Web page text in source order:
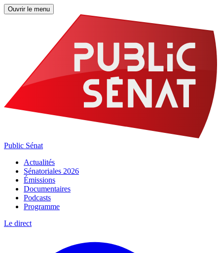
Ouvrir le menu
Public Sénat
Actualités
Sénatoriales 2026
Émissions
Documentaires
Podcasts
Programme
Le direct